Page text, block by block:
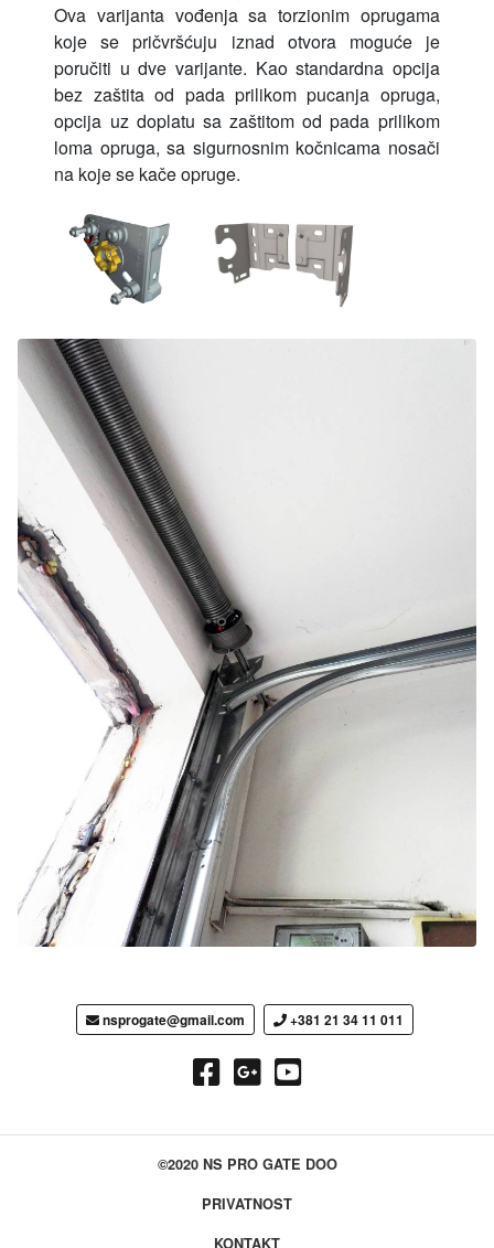
Ova varijanta vođenja sa torzionim oprugama
koje se pričvršćuju iznad otvora moguće je
poručiti u dve varijante. Kao standardna opcija
bez zaštita od pada prilikom pucanja opruga,
opcija uz doplatu sa zaštitom od pada prilikom
loma opruga, sa sigurnosnim kočnicama nosači
na koje se kače opruge.
nsprogate@gmail.com +381 21 34 11 011
©2020 NS PRO GATE DOO
PRIVATNOST
KONTAKT